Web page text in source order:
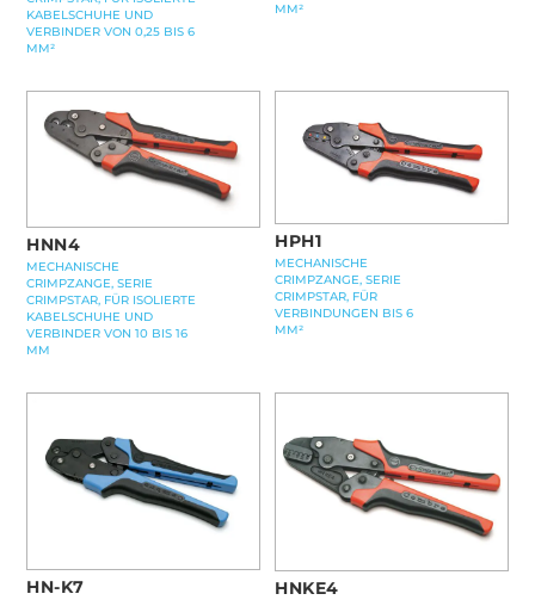
KABELSCHUHE UND
VERBINDER VON 0,25 BIS 6
MM²
MM²
HNN4
MECHANISCHE
CRIMPZANGE, SERIE
CRIMPSTAR, FÜR ISOLIERTE
KABELSCHUHE UND
VERBINDER VON 10 BIS 16
MM
HPH1
MECHANISCHE
CRIMPZANGE, SERIE
CRIMPSTAR, FÜR
VERBINDUNGEN BIS 6
MM²
HN-K7 HNKE4